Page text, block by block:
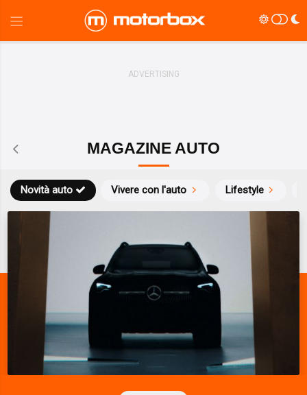
MAGAZINE AUTO
Novità auto Vivere con l'auto Lifestyle